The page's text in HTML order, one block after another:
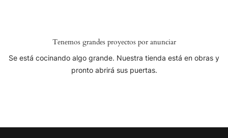
Tenemos grandes proyectos por anunciar
Se está cocinando algo grande. Nuestra tienda está en obras y
pronto abrirá sus puertas.